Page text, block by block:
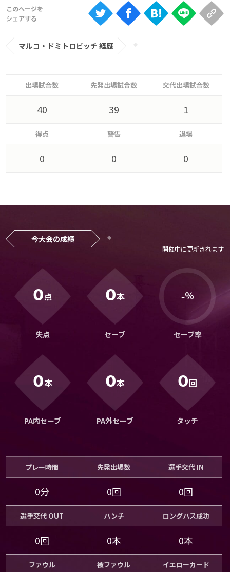
Android
TV
ご利用にあたって
プライバシーポリシー
お問い合わせ
© AbemaTV. Inc. All Rights Reserved.
マルコ・ドミトロビッチ 経歴
出場試合数
40
先発出場試合数
39
交代出場試合数
1
得点
0
警告
0
退場
0
今大会の成績
0点
失点
0本
セーブ
-％
セーブ率
0本
PA内セーブ
0本
PA外セーブ
0回
タッチ
プレー時間
0分
先発出場数
0回
選手交代 IN
0回
選手交代 OUT
0回
パンチ
0本
ロングパス成功
0本
ファウル 被ファウル イエローカード